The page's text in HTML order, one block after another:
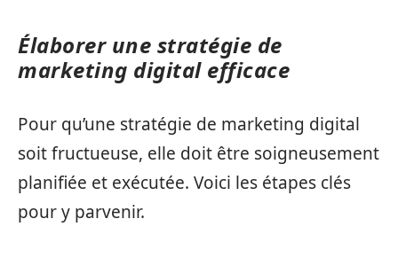
Élaborer une stratégie de
marketing digital efficace
Pour qu’une stratégie de marketing digital
soit fructueuse, elle doit être soigneusement
planifiée et exécutée. Voici les étapes clés
pour y parvenir.